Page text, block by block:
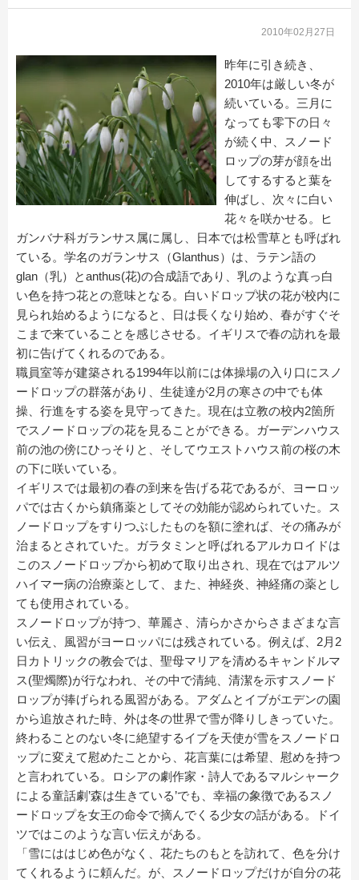
2010年02月27日
昨年に引き続き、
2010年は厳しい冬が
続いている。三月に
なっても零下の日々
が続く中、スノード
ロップの芽が顔を出
してするすると葉を
伸ばし、次々に白い
花々を咲かせる。ヒ
ガンバナ科ガランサス属に属し、日本では松雪草とも呼ばれ
ている。学名のガランサス（Glanthus）は、ラテン語の
glan（乳）とanthus(花)の合成語であり、乳のような真っ白
い色を持つ花との意味となる。白いドロップ状の花が校内に
見られ始めるようになると、日は長くなり始め、春がすぐそ
こまで来ていることを感じさせる。イギリスで春の訪れを最
初に告げてくれるのである。
職員室等が建築される1994年以前には体操場の入り口にスノ
ードロップの群落があり、生徒達が2月の寒さの中でも体
操、行進をする姿を見守ってきた。現在は立教の校内2箇所
でスノードロップの花を見ることができる。ガーデンハウス
前の池の傍にひっそりと、そしてウエストハウス前の桜の木
の下に咲いている。
イギリスでは最初の春の到来を告げる花であるが、ヨーロッ
パでは古くから鎮痛薬としてその効能が認められていた。ス
ノードロップをすりつぶしたものを額に塗れば、その痛みが
治まるとされていた。ガラタミンと呼ばれるアルカロイドは
このスノードロップから初めて取り出され、現在ではアルツ
ハイマー病の治療薬として、また、神経炎、神経痛の薬とし
ても使用されている。
スノードロップが持つ、華麗さ、清らかさからさまざまな言
い伝え、風習がヨーロッパには残されている。例えば、2月2
日カトリックの教会では、聖母マリアを清めるキャンドルマ
ス(聖燭際)が行なわれ、その中で清純、清潔を示すスノード
ロップが捧げられる風習がある。アダムとイブがエデンの園
から追放された時、外は冬の世界で雪が降りしきっていた。
終わることのない冬に絶望するイブを天使が雪をスノードロ
ップに変えて慰めたことから、花言葉には希望、慰めを持つ
と言われている。ロシアの劇作家・詩人であるマルシャーク
による童話劇’森は生きている’でも、幸福の象徴であるスノ
ードロップを女王の命令で摘んでくる少女の話がある。ドイ
ツではこのような言い伝えがある。
「雪にははじめ色がなく、花たちのもとを訪れて、色を分け
てくれるように頼んだ。が、スノードロップだけが自分の花